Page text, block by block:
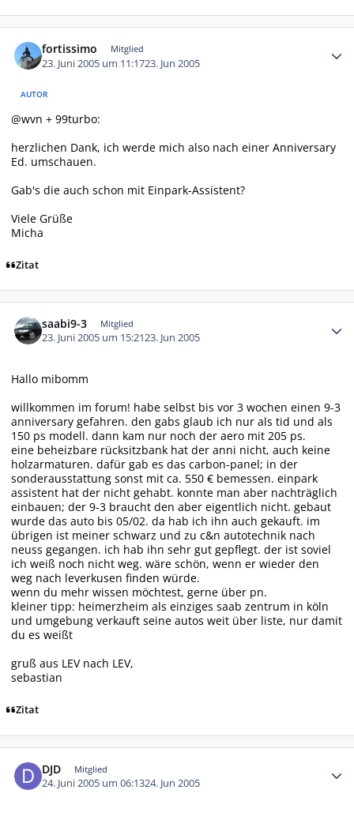
fortissimo Mitglied
23. Juni 2005 um 11:1723. Jun 2005
AUTOR
@wvn + 99turbo:
herzlichen Dank, ich werde mich also nach einer Anniversary
Ed. umschauen.
Gab's die auch schon mit Einpark-Assistent?
Viele Grüße
Micha
Zitat
saabi9-3 Mitglied
23. Juni 2005 um 15:2123. Jun 2005
Hallo mibomm
willkommen im forum! habe selbst bis vor 3 wochen einen 9-3
anniversary gefahren. den gabs glaub ich nur als tid und als
150 ps modell. dann kam nur noch der aero mit 205 ps.
eine beheizbare rücksitzbank hat der anni nicht, auch keine
holzarmaturen. dafür gab es das carbon-panel; in der
sonderausstattung sonst mit ca. 550 € bemessen. einpark
assistent hat der nicht gehabt. konnte man aber nachträglich
einbauen; der 9-3 braucht den aber eigentlich nicht. gebaut
wurde das auto bis 05/02. da hab ich ihn auch gekauft. im
übrigen ist meiner schwarz und zu c&n autotechnik nach
neuss gegangen. ich hab ihn sehr gut gepflegt. der ist soviel
ich weiß noch nicht weg. wäre schön, wenn er wieder den
weg nach leverkusen finden würde.
wenn du mehr wissen möchtest, gerne über pn.
kleiner tipp: heimerzheim als einziges saab zentrum in köln
und umgebung verkauft seine autos weit über liste, nur damit
du es weißt
gruß aus LEV nach LEV,
sebastian
Zitat
DJD Mitglied
24. Juni 2005 um 06:1324. Jun 2005